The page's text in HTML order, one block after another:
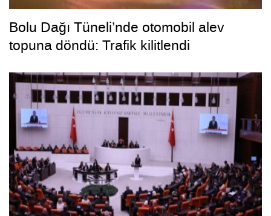
Bolu Dağı Tüneli’nde otomobil alev
topuna döndü: Trafik kilitlendi